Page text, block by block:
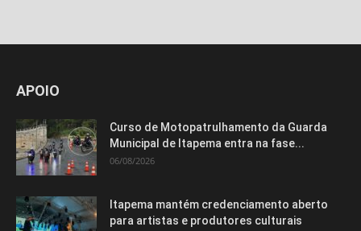
APOIO
Curso de Motopatrulhamento da Guarda
Municipal de Itapema entra na fase...
06/08/2026
Itapema mantém credenciamento aberto
para artistas e produtores culturais